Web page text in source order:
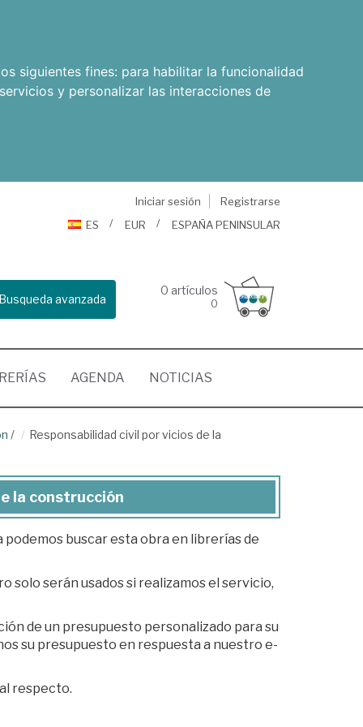
siguientes fines: para habilitar la funcionalidad
y personalizar las interacciones de
Iniciar sesión
Registrarse
ES
EUR ESPAÑA PENINSULAR
Busqueda avanzada
0 artículos
0
AGENDA NOTICIAS
/
Responsabilidad civil por vicios de la
la construcción
buscar esta obra en librerías de
solo serán usados si realizamos el servicio,
de un presupuesto personalizado para su
respecto.